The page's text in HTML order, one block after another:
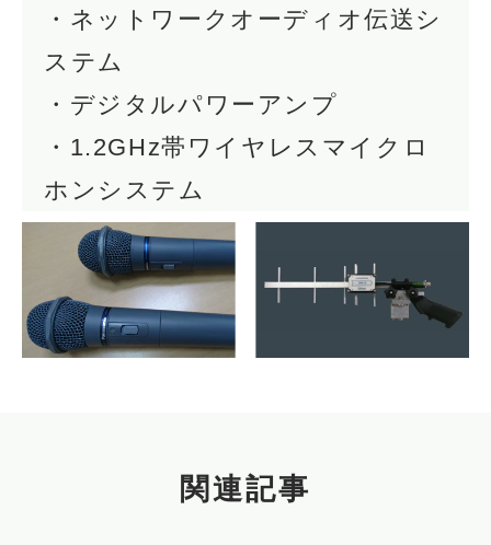
・ネットワークオーディオ伝送シ
ステム
・デジタルパワーアンプ
・1.2GHz帯ワイヤレスマイクロ
ホンシステム
関連記事